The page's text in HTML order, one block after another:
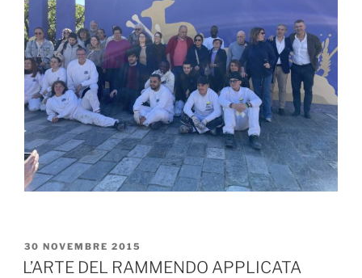
PUBBLICATO
IL
30 NOVEMBRE 2015
L’ARTE DEL RAMMENDO APPLICATA